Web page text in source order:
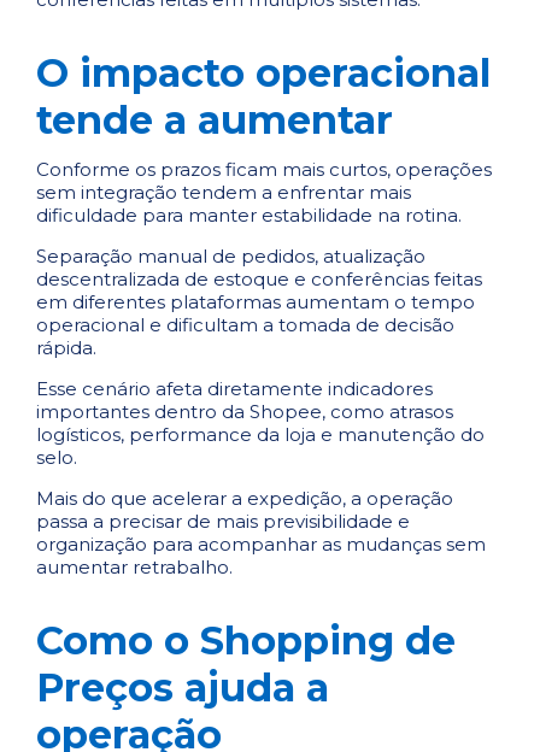
O impacto operacional
tende a aumentar
Conforme os prazos ficam mais curtos, operações
sem integração tendem a enfrentar mais
dificuldade para manter estabilidade na rotina.
Separação manual de pedidos, atualização
descentralizada de estoque e conferências feitas
em diferentes plataformas aumentam o tempo
operacional e dificultam a tomada de decisão
rápida.
Esse cenário afeta diretamente indicadores
importantes dentro da Shopee, como atrasos
logísticos, performance da loja e manutenção do
selo.
Mais do que acelerar a expedição, a operação
passa a precisar de mais previsibilidade e
organização para acompanhar as mudanças sem
aumentar retrabalho.
Como o Shopping de
Preços ajuda a
operação